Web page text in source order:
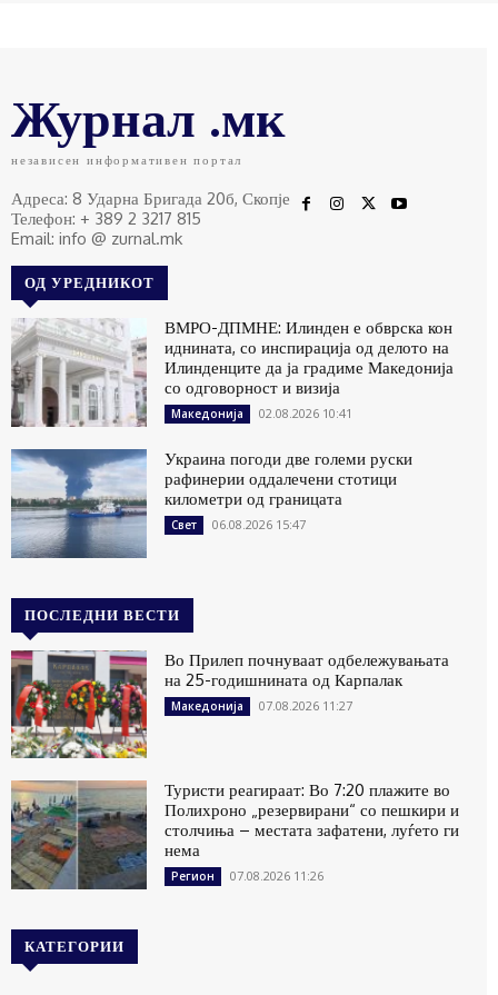
Журнал .мк
независен информативен портал
Адреса: 8 Ударна Бригада 20б, Скопје
Телефон: + 389 2 3217 815
Email: info @ zurnal.mk
ОД УРЕДНИКОТ
ВМРО-ДПМНЕ: Илинден е обврска кон
иднината, со инспирација од делото на
Илинденците да ја градиме Македонија
со одговорност и визија
Македонија 02.08.2026 10:41
Украина погоди две големи руски
рафинерии оддалечени стотици
километри од границата
Свет 06.08.2026 15:47
ПОСЛЕДНИ ВЕСТИ
Во Прилеп почнуваат одбележувањата
на 25-годишнината од Карпалак
Македонија 07.08.2026 11:27
Туристи реагираат: Во 7:20 плажите во
Полихроно „резервирани“ со пешкири и
столчиња – местата зафатени, луѓето ги
нема
Регион 07.08.2026 11:26
КАТЕГОРИИ